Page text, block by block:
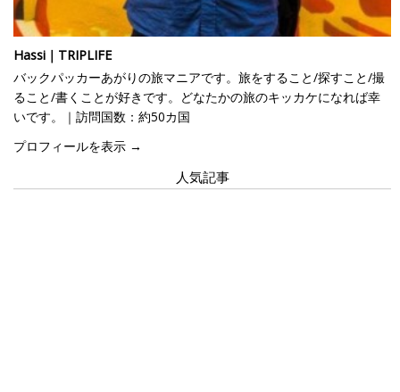
Hassi｜TRIPLIFE
バックパッカーあがりの旅マニアです。旅をすること/探すこと/撮
ること/書くことが好きです。どなたかの旅のキッカケになれば幸
いです。｜訪問国数：約50カ国
プロフィールを表示 →
人気記事